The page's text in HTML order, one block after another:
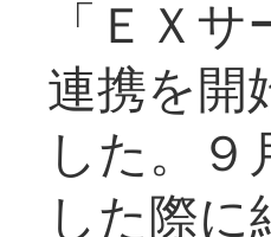
「ＥＸ
連携を開
した。
した際